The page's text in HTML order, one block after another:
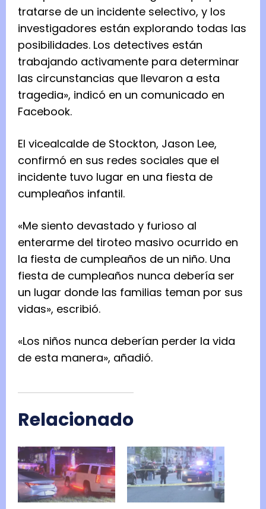
tratarse de un incidente selectivo, y los
investigadores están explorando todas las
posibilidades. Los detectives están
trabajando activamente para determinar
las circunstancias que llevaron a esta
tragedia», indicó en un comunicado en
Facebook.
El vicealcalde de Stockton, Jason Lee,
confirmó en sus redes sociales que el
incidente tuvo lugar en una fiesta de
cumpleaños infantil.
«Me siento devastado y furioso al
enterarme del tiroteo masivo ocurrido en
la fiesta de cumpleaños de un niño. Una
fiesta de cumpleaños nunca debería ser
un lugar donde las familias teman por sus
vidas», escribió.
«Los niños nunca deberían perder la vida
de esta manera», añadió.
Relacionado